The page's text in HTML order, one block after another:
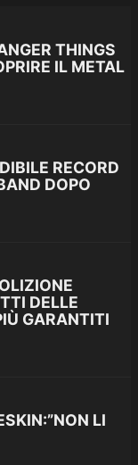
THINGS
IL METAL
RECORD
DOPO
DELLE
GARANTITI
LI